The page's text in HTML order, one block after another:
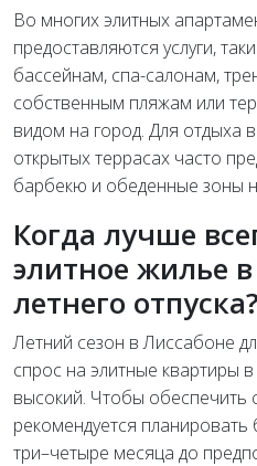
Во многих элитных
предоставляются услуги,
бассейнам, спа-салонам,
собственным пляжам или
видом на город. Для отдыха
открытых террасах часто
барбекю и обеденные зоны
Когда лучше
элитное жилье
летнего отпуска?
Летний сезон в Лиссабоне
спрос на элитные квартиры
высокий. Чтобы обеспечить
рекомендуется
три–четыре месяца до